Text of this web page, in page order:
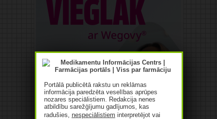
Portālā publicētā rakstu un reklāmas
informācija paredzēta veselības aprūpes
nozares speciālistiem. Redakcija nenes
atbildību sarežģījumu gadījumos, kas
radušies, nespeciālistiem interpretējot vai